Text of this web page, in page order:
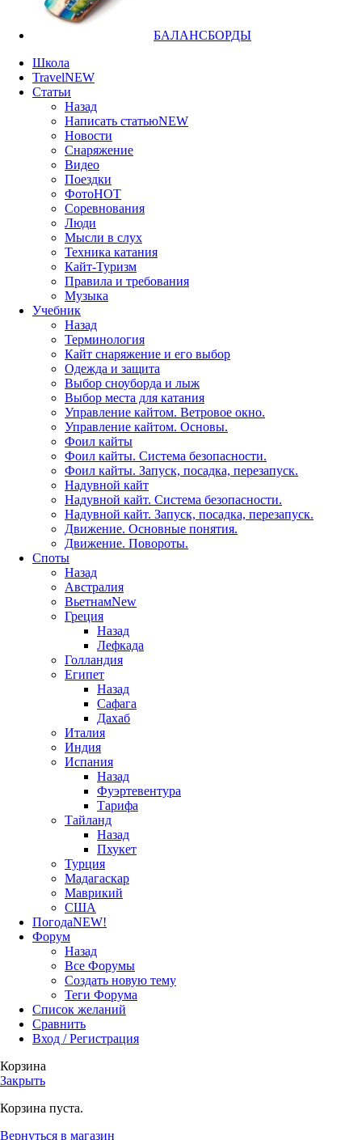
БАЛАНСБОРДЫ
Школа
TravelNEW
Статьи
Назад
Написать статьюNEW
Новости
Снаряжение
Видео
Поездки
ФотоHOT
Соревнования
Люди
Мысли в слух
Техника катания
Кайт-Туризм
Правила и требования
Музыка
Учебник
Назад
Терминология
Кайт снаряжение и его выбор
Одежда и защита
Выбор сноуборда и лыж
Выбор места для катания
Управление кайтом. Ветровое окно.
Управление кайтом. Основы.
Фоил кайты
Фоил кайты. Система безопасности.
Фоил кайты. Запуск, посадка, перезапуск.
Надувной кайт
Надувной кайт. Система безопасности.
Надувной кайт. Запуск, посадка, перезапуск.
Движение. Основные понятия.
Движение. Повороты.
Споты
Назад
Австралия
ВьетнамNew
Греция
Назад
Лефкада
Голландия
Египет
Назад
Сафага
Дахаб
Италия
Индия
Испания
Назад
Фуэртевентура
Тарифа
Тайланд
Назад
Пхукет
Турция
Мадагаскар
Маврикий
США
ПогодаNEW!
Форум
Назад
Все Форумы
Создать новую тему
Теги Форума
Список желаний
Сравнить
Вход / Регистрация
Корзина
Закрыть
Корзина пуста.
Вернуться в магазин